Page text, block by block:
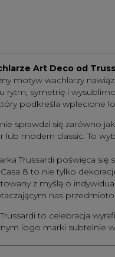
Art Deco od
motyw wachlarzy
rytm, symetrię i
podkreśla wplecione
sprawdzi się zarówno
lub modern classic. To
Trussardi poświęca
8 to nie tylko
z myślą o
nas
to celebracja
logo marki subtelnie